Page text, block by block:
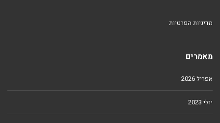
מדיניות הפרטיות
מאמרים
אפריל 2026
יולי 2023